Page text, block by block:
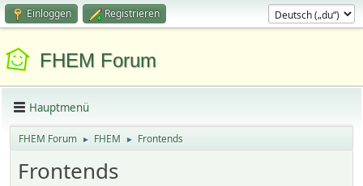
Einloggen Registrieren
FHEM Forum
Hauptmenü
FHEM Forum ► FHEM ► Frontends
Frontends